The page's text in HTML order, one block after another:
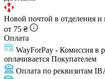
Новой почтой в отделения и
от 75 ₴
Оплата
WayForPay - Комиссия в
оплачивается Покупателем
Оплата по реквизитам